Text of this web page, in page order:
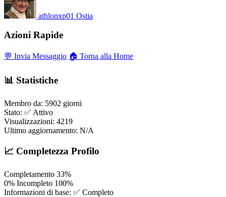
athlonxp01 Ostia
Azioni Rapide
💬 Invia Messaggio 🏠 Torna alla Home
📊 Statistiche
Membro da: 5902 giorni
Stato: ✅ Attivo
Visualizzazioni: 4219
Ultimo aggiornamento: N/A
📈 Completezza Profilo
Completamento 33%
0% Incompleto 100%
Informazioni di base: ✅ Completo